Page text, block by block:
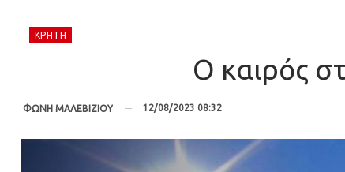
ΚΡΉΤΗ
Ο καιρός
ΦΩΝΗ ΜΑΛΕΒΙΖΙΟΥ 12/08/2023 08:32